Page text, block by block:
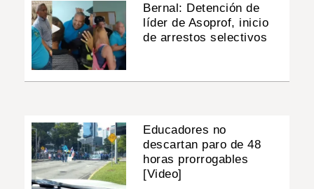
Bernal: Detención de
líder de Asoprof, inicio
de arrestos selectivos
Educadores no
descartan paro de 48
horas prorrogables
[Video]